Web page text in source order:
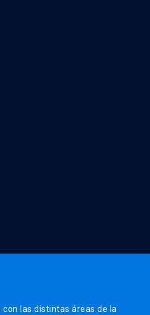
las distintas áreas de la